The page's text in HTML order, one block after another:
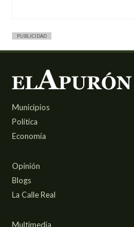
PUBLICIDAD
Municipios
Política
Economía
Opinión
Blogs
La Calle Real
Multimedia